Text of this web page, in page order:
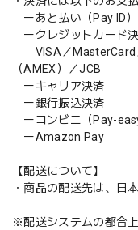
ーあと払い（Pay ID）
ークレジットカード
VISA／MasterCard
（AMEX）／JCB
ーキャリア決済
ー銀行振込決済
ーコンビニ（Pay-
ーAmazon Pay
【配送について】
・商品の配送先は、日
※配送システムの都合